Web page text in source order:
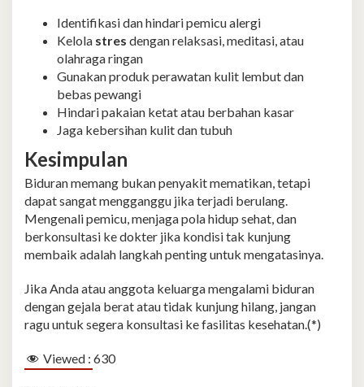
Identifikasi dan hindari pemicu alergi
Kelola stres dengan relaksasi, meditasi, atau
olahraga ringan
Gunakan produk perawatan kulit lembut dan
bebas pewangi
Hindari pakaian ketat atau berbahan kasar
Jaga kebersihan kulit dan tubuh
Kesimpulan
Biduran memang bukan penyakit mematikan, tetapi
dapat sangat mengganggu jika terjadi berulang.
Mengenali pemicu, menjaga pola hidup sehat, dan
berkonsultasi ke dokter jika kondisi tak kunjung
membaik adalah langkah penting untuk mengatasinya.
Jika Anda atau anggota keluarga mengalami biduran
dengan gejala berat atau tidak kunjung hilang, jangan
ragu untuk segera konsultasi ke fasilitas kesehatan.(*)
Viewed : 630